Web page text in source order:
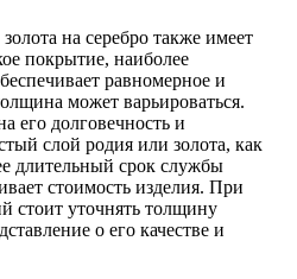
на серебро также имеет
покрытие, наиболее
равномерное и
может варьироваться.
его долговечность и
слой родия или золота, как
длительный срок службы
стоимость изделия. При
стоит уточнять толщину
о его качестве и